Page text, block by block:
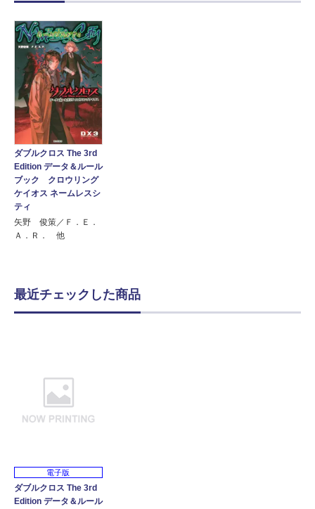
ダブルクロス The 3rd
Edition データ＆ルール
ブック クロウリング
ケイオス ネームレスシ
ティ
矢野 俊策／Ｆ．Ｅ．
Ａ．Ｒ． 他
最近チェックした商品
電子版
ダブルクロス The 3rd
Edition データ＆ルール